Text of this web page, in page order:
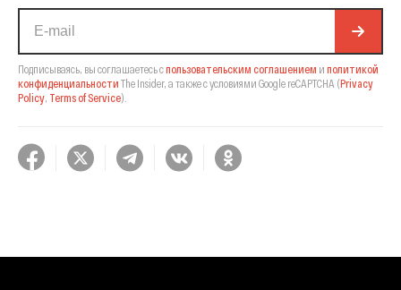
Подписываясь, вы соглашаетесь спользовательским соглашением и политикой
конфиденциальности The Insider, а также с условиями Google reCAPTCHA (Privacy
Policy Terms of Service).